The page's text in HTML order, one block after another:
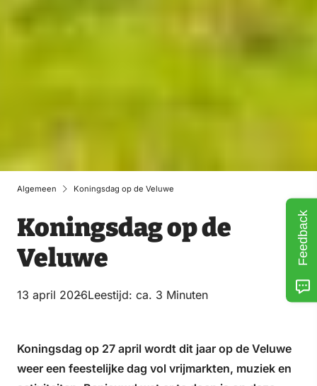
Algemeen Koningsdag op de Veluwe
Koningsdag op de
Veluwe
13 april 2026Leestijd: ca. 3 Minuten
Koningsdag op 27 april wordt dit jaar op de Veluwe
weer een feestelijke dag vol vrijmarkten, muziek en
Feedback